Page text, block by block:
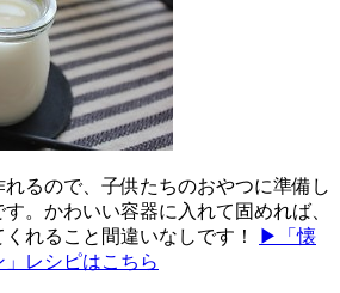
るので、子供たちのおやつに準備し
。かわいい容器に入れて固めれば、
れること間違いなしです！
▶「懐
レシピはこちら